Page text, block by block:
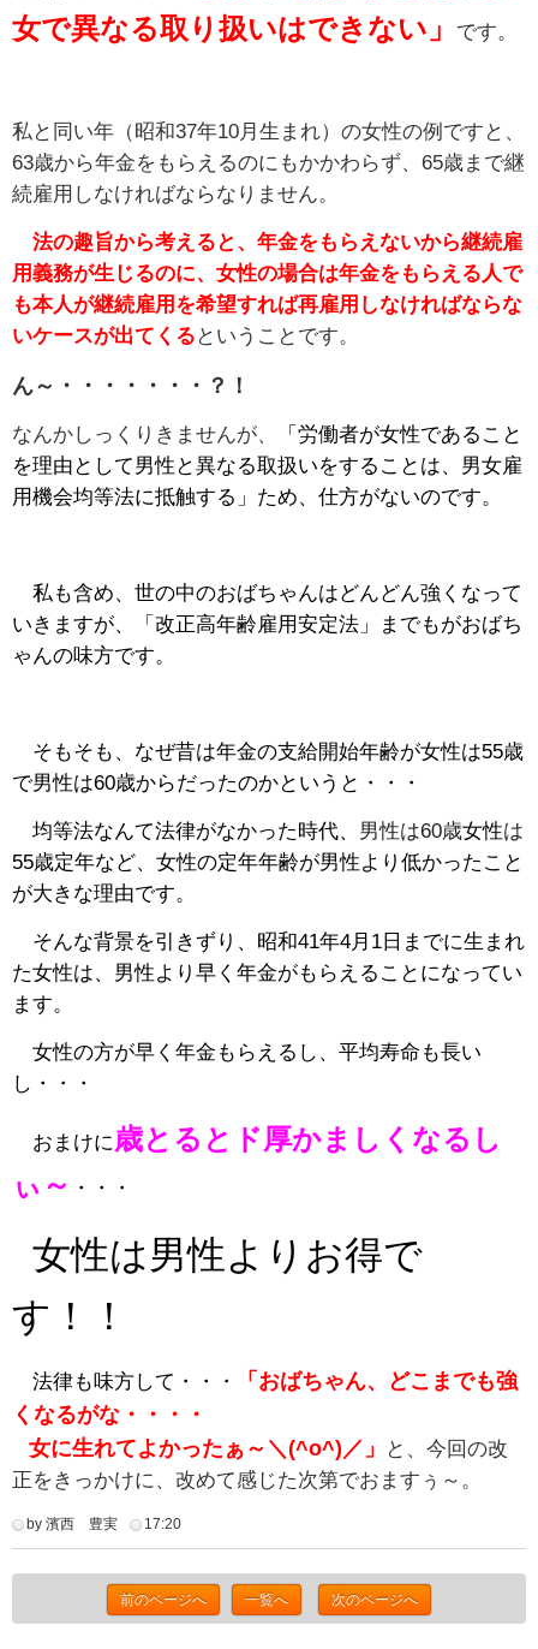
女で異なる取り扱いはできない」
です。
私と同い年（昭和37年10月生まれ）の女性の例ですと、
63歳から年金をもらえるのにもかかわらず、65歳まで継
続雇用しなければならなりません。
法の趣旨から考えると、年金をもらえないから継続雇
用義務が生じるのに、女性の場合は年金をもらえる人で
も本人が継続雇用を希望すれば再雇用しなければならな
いケースが出てくる ということです。
ん～・・・・・・・？！
なんかしっくりきませんが、
「労働者が女性であること
を理由として男性と異なる取扱いをすることは、男女雇
用機会均等法に抵触する」ため、仕方がないのです。
私も含め、世の中のおばちゃんはどんどん強くなって
いきますが、「改正高年齢雇用安定法」までもがおばち
ゃんの味方です。
そもそも、なぜ昔は年金の支給開始年齢が女性は55歳
で男性は60歳からだったのかというと・・・
均等法なんて法律がなかった時代、 男性は60歳女性は
55歳定年など、女性の定年年齢が男性より低かったこと
が大きな理由です。
そんな背景を引きずり、昭和41年4月 1 日までに生まれ
た女性は、男性より早く年金がもらえることになってい
ます。
女性の方が早く年金もらえるし、平均寿命も長い
し・・・
おまけに歳とると ド厚かましく なるし
ぃ～ ・・・
女性は男性よりお得で
す！！
法律も味方して・・・
「おばちゃん、どこまでも強
くなるがな・・・・
女に生れてよかったぁ～＼(^o^)／」
と、今回の改
正をきっかけに、改めて感じた次第でおますぅ～。
by 濱西 豊実 17:20
前のページへ 一覧へ 次のページへ